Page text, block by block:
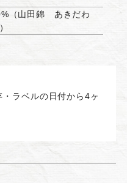
（山田錦 あきだわ
ラベルの日付から4ヶ